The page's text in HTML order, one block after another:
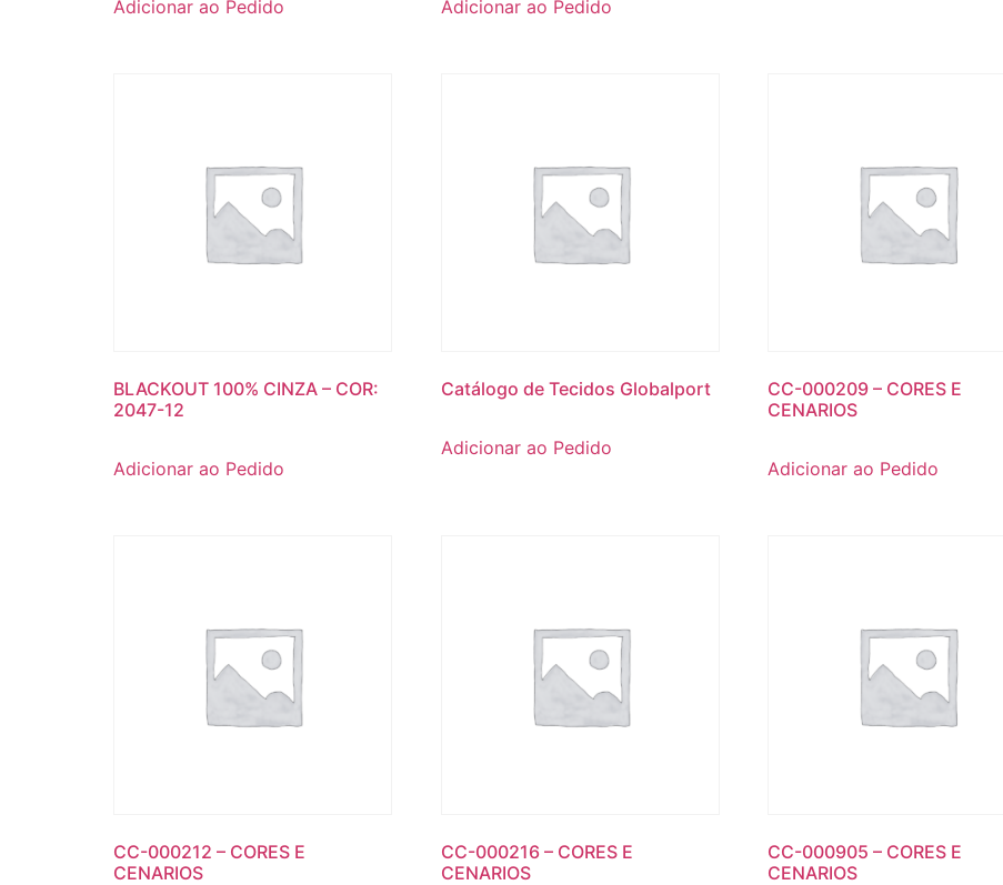
Adicionar ao Pedido Adicionar ao Pedido
BLACKOUT 100% CINZA – COR:
2047-12
Adicionar ao Pedido
Catálogo de Tecidos Globalport
Adicionar ao Pedido
CC-000209 – CORES E
CENARIOS
Adicionar ao Pedido
CC-000212 – CORES E
CENARIOS
CC-000216 – CORES E
CENARIOS
CC-000905 – CORES E
CENARIOS